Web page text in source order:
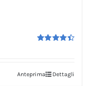
Dettagli
Anteprima